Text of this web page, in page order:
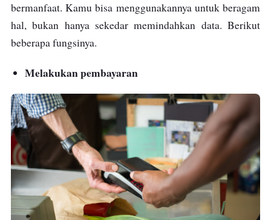
bermanfaat. Kamu bisa menggunakannya untuk beragam
hal, bukan hanya sekedar memindahkan data. Berikut
beberapa fungsinya.
Melakukan pembayaran